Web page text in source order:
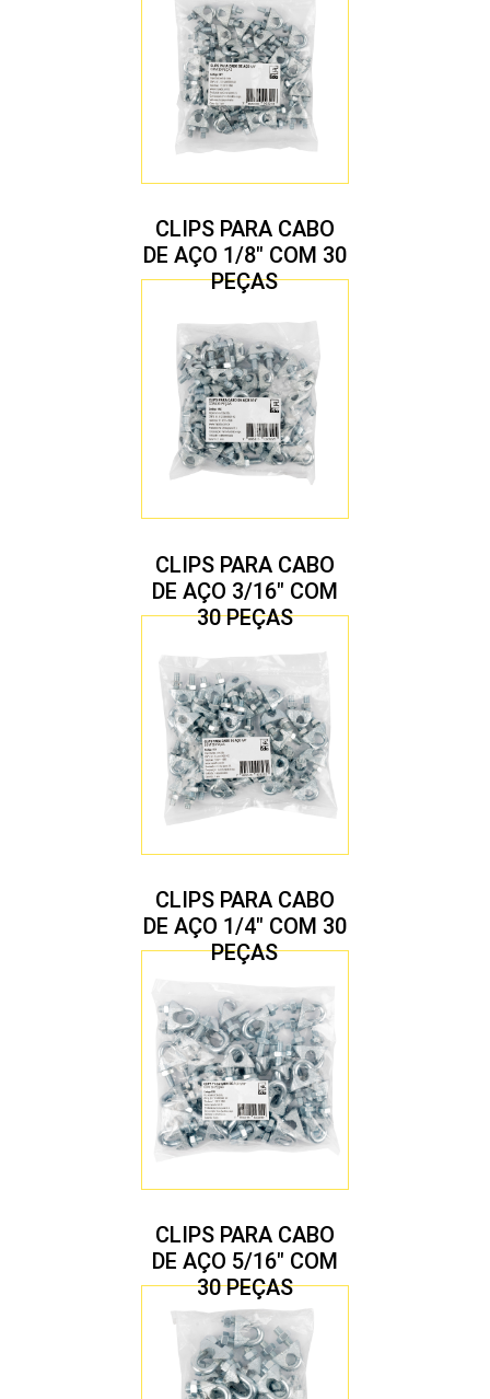
CLIPS PARA CABO
DE AÇO 1/8″ COM 30
PEÇAS
CLIPS PARA CABO
DE AÇO 3/16″ COM
30 PEÇAS
CLIPS PARA CABO
DE AÇO 1/4″ COM 30
PEÇAS
CLIPS PARA CABO
DE AÇO 5/16″ COM
30 PEÇAS